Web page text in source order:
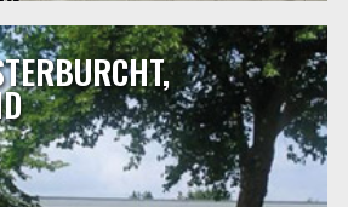
OOSTERBURCHT, OOSTERLAND
is iedereen welkom. Wij hebben oog
vinden openheid, zorg en respect voor
is niet alleen iets wat we de kinderen
ook hoe ons schoolteam te werk gaat.
is gebouwd in 1972 en ligt
centraal in Oosterland.